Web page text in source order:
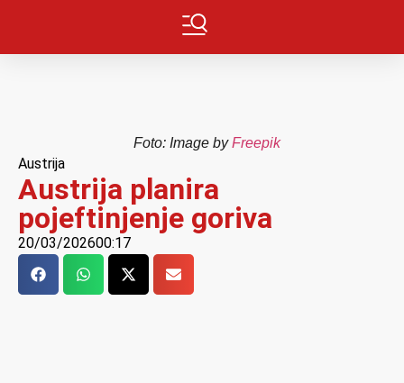
Foto: Image byFreepik
Austrija
Austrija planira
pojeftinjenje goriva
20/03/202600:17